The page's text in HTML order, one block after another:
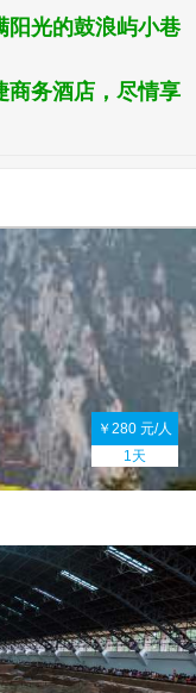
阳光的鼓浪屿小巷
商务酒店，尽情享
￥280 元/人
1天